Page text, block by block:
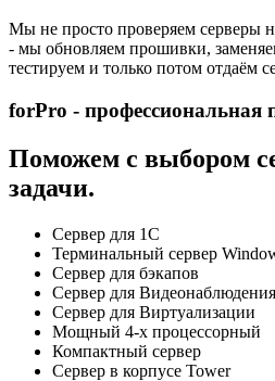
Мы не просто проверяем серверы
- мы обновляем прошивки,
тестируем и только потом отдаём
forPro - профессиональная
Поможем с выбором
задачи.
Сервер для 1С
Терминальный сервер
Сервер для бэкапов
Сервер для Видеонаблюдения
Сервер для Виртуализации
Мощный 4-х процессорный
Компактный сервер
Сервер в корпусе Tower